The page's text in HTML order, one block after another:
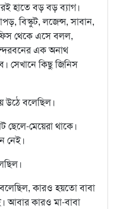
হাতে বড় বড় ব্যাগ।
বিস্কুট, লজেন্স, সাবান,
থেকে এসে বলল,
এক অনাথ
সেখানে কিছু জিনিস
উঠে বলেছিল।
মেয়েরা থাকে।
নেই।
কারও হয়তো বাবা
আবার কারও মা-বাবা